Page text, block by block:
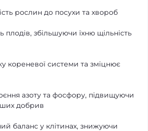
рослин до посухи та хвороб
плодів, збільшуючи їхню щільність
кореневої системи та зміцнює
азоту та фосфору, підвищуючи
добрив
баланс у клітинах, знижуючи